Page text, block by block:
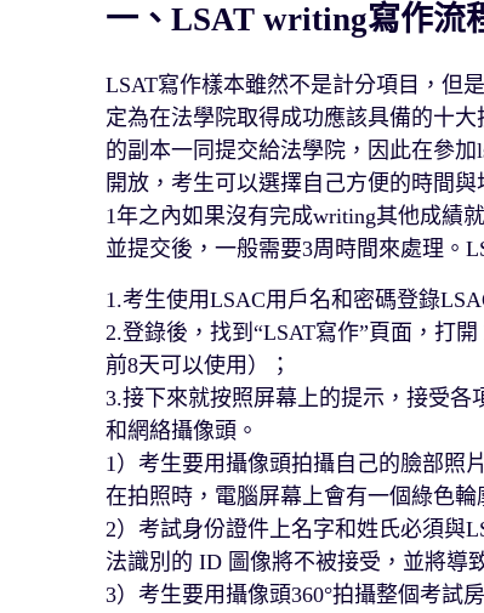
一、LSAT writing寫作流
LSAT寫作樣本雖然不是計分項目，但
定為在法學院取得成功應該具備的十
的副本一同提交給法學院，因此在參
開放，考生可以選擇自己方便的時間
1年之內如果沒有完成writing其他成績
並提交後，一般需要3周時間來處理。
1.考生使用LSAC用戶名和密碼登錄
2.登錄後，找到“LSAT寫作”頁面，打
前8天可以使用）；
3.接下來就按照屏幕上的提示，接受
和網絡攝像頭。
1）考生要用攝像頭拍攝自己的臉部照
在拍照時，電腦屏幕上會有一個綠色
2）考試身份證件上名字和姓氏必須與
法識別的 ID 圖像將不被接受，並將導
3）考生要用攝像頭360°拍攝整個考試